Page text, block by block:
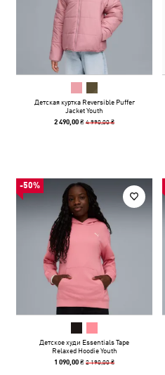
Детская куртка Reversible Puffer
Jacket Youth
2 490,00 ₴4 990,00 ₴
-50%
Детское худи Essentials Tape
Relaxed Hoodie Youth
1 090,00 ₴2 190,00 ₴